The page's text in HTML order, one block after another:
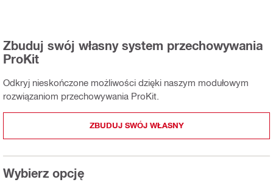
Zbuduj swój własny system przechowywania
ProKit
Odkryj nieskończone możliwości dzięki naszym modułowym
rozwiązaniom przechowywania ProKit.
ZBUDUJ SWÓJ WŁASNY
Wybierz opcję